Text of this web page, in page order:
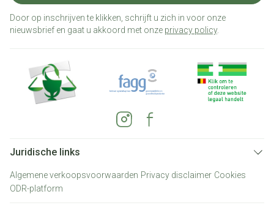
Door op inschrijven te klikken, schrijft u zich in voor onze
nieuwsbrief en gaat u akkoord met onze privacy policy.
Juridische links
Algemene verkoopsvoorwaarden Privacy disclaimer Cookies
ODR-platform